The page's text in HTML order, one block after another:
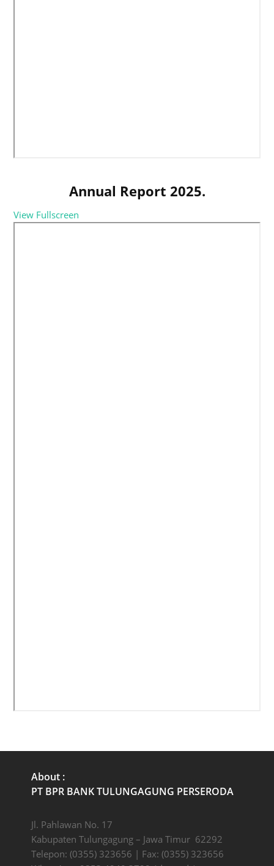
Annual Report 2025.
View Fullscreen
About :
PT BPR BANK TULUNGAGUNG PERSERODA
Jl. Pahlawan No. 17
Kabupaten Tulungagung – Jawa Timur 62292
Telepon: (0355) 323656 | Fax: (0355) 323656